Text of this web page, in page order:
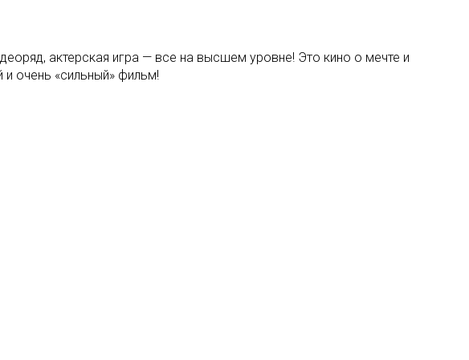
актерская игра — все на высшем уровне! Это кино о мечте и
очень «сильный» фильм!